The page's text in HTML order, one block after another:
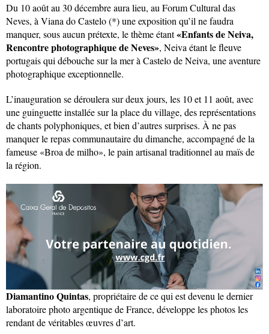
Du 10 août au 30 décembre aura lieu, au Forum Cultural das
Neves, à Viana do Castelo (*) une exposition qu’il ne faudra
manquer, sous aucun prétexte, le thème étant«Enfants de Neiva,
Rencontre photographique de Neves», Neiva étant le fleuve
portugais qui débouche sur la mer à Castelo de Neiva, une aventure
photographique exceptionnelle.
L’inauguration se déroulera sur deux jours, les 10 et 11 août, avec
une guinguette installée sur la place du village, des représentations
de chants polyphoniques, et bien d’autres surprises. À ne pas
manquer le repas communautaire du dimanche, accompagné de la
fameuse «Broa de milho», le pain artisanal traditionnel au maïs de
la région.
Diamantino Quintas, propriétaire de ce qui est devenu le dernier
laboratoire photo argentique de France, développe les photos les
rendant de véritables œuvres d’art.